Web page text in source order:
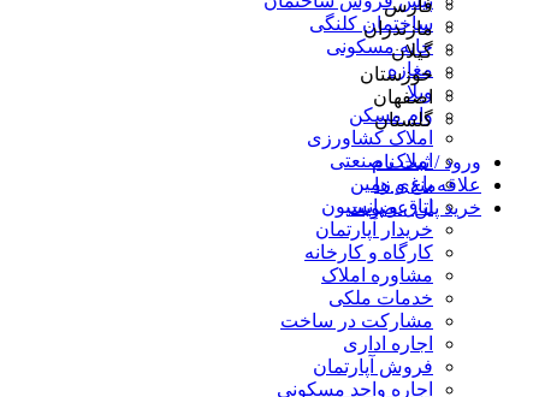
ساختمان کلنگی
خانه مسکونی
مغازه
ویلا
وام مسکن
املاک کشاورزی
املاک صنعتی
باغ و زمین
اتاق و پانسیون
خریدار آپارتمان
کارگاه و کارخانه
مشاوره املاک
خدمات ملکی
مشارکت در ساخت
اجاره اداری
فروش آپارتمان
اجاره واحد مسکونی
فارس
مازندران
گیلان
خوزستان
اصفهان
گلستان
ورود / ثبت نام
علاقه‌مندی ها
خرید پلن عضویت